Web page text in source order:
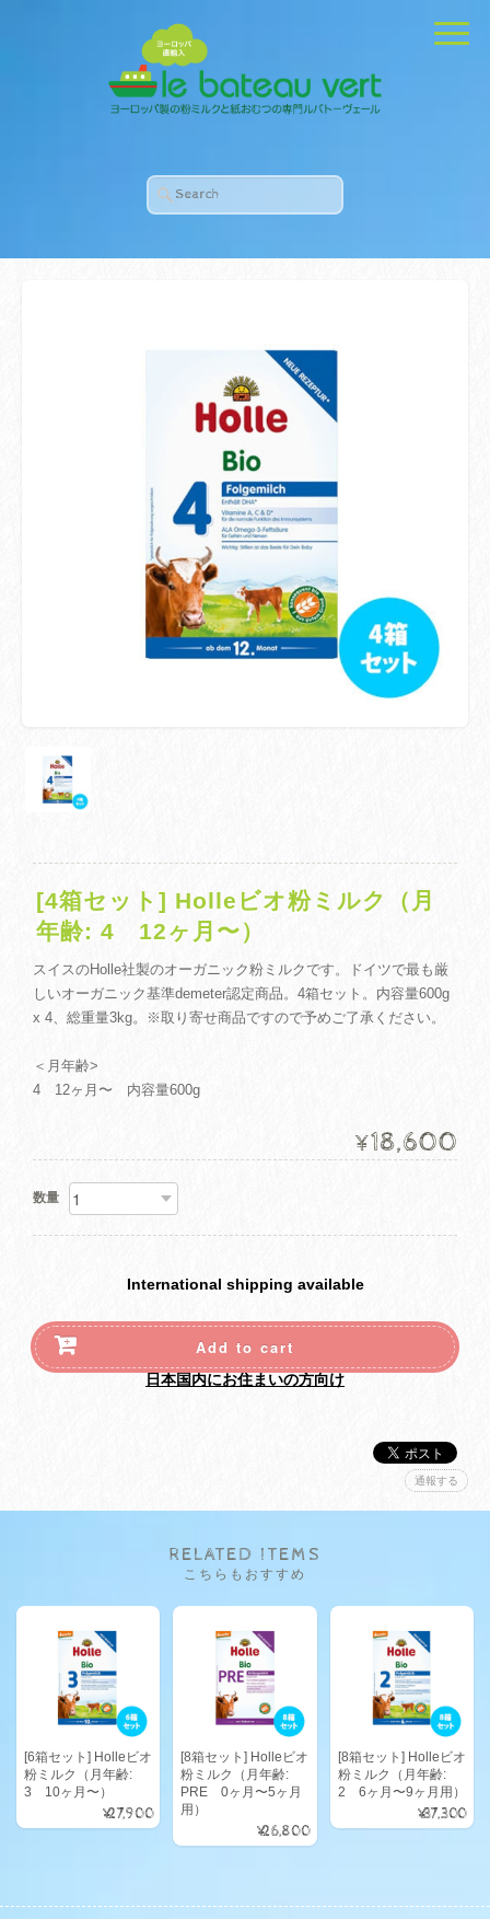
[4箱セット] Holleビオ粉ミルク（月
年齢: 4 12ヶ月〜）
スイスのHolle社製のオーガニック粉ミルクです。ドイツで最も厳
しいオーガニック基準demeter認定商品。4箱セット。内容量600g
x 4、総重量3kg。※取り寄せ商品ですので予めご了承ください。
＜月年齢>
4 12ヶ月〜 内容量600g
¥18,600
数量
International shipping available
Add to cart
日本国内にお住まいの方向け
通報する
RELATED ITEMS
こちらもおすすめ
[6箱セット] Holleビオ
粉ミルク（月年齢:
3 10ヶ月〜）
¥27,900
[8箱セット] Holleビオ
粉ミルク（月年齢:
PRE 0ヶ月〜5ヶ月
用）
¥26,800
[8箱セット] Holleビオ
粉ミルク（月年齢:
2 6ヶ月〜9ヶ月用）
¥37,300